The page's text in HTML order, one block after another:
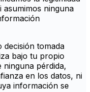
asumimos ninguna
decisión tomada
bajo tu propio
ninguna pérdida,
en los datos, ni
información se